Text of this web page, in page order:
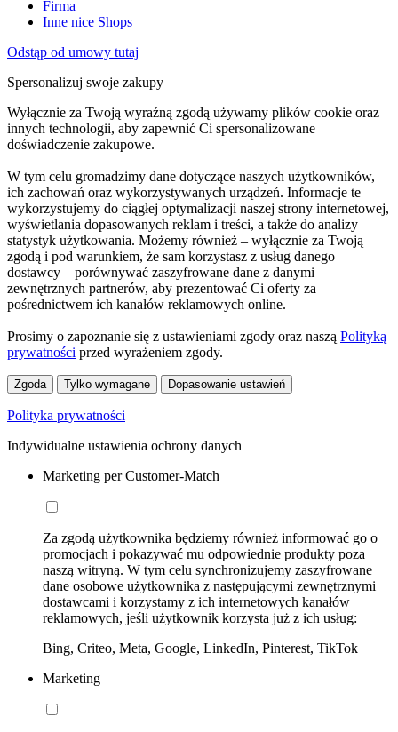
Firma
Inne nice Shops
Odstąp od umowy tutaj
Spersonalizuj swoje zakupy
Wyłącznie za Twoją wyraźną zgodą używamy plików cookie oraz
innych technologii, aby zapewnić Ci spersonalizowane
doświadczenie zakupowe.
W tym celu gromadzimy dane dotyczące naszych użytkowników,
ich zachowań oraz wykorzystywanych urządzeń. Informacje te
wykorzystujemy do ciągłej optymalizacji naszej strony internetowej,
wyświetlania dopasowanych reklam i treści, a także do analizy
statystyk użytkowania. Możemy również – wyłącznie za Twoją
zgodą i pod warunkiem, że sam korzystasz z usług danego
dostawcy – porównywać zaszyfrowane dane z danymi
zewnętrznych partnerów, aby prezentować Ci oferty za
pośrednictwem ich kanałów reklamowych online.
Prosimy o zapoznanie się z ustawieniami zgody oraz naszą Polityką
prywatności przed wyrażeniem zgody.
Zgoda Tylko wymagane Dopasowanie ustawień
Polityka prywatności
Indywidualne ustawienia ochrony danych
Marketing per Customer-Match
Za zgodą użytkownika będziemy również informować go o
promocjach i pokazywać mu odpowiednie produkty poza
naszą witryną. W tym celu synchronizujemy zaszyfrowane
dane osobowe użytkownika z następującymi zewnętrznymi
dostawcami i korzystamy z ich internetowych kanałów
reklamowych, jeśli użytkownik korzysta już z ich usług:
Bing, Criteo, Meta, Google, LinkedIn, Pinterest, TikTok
Marketing